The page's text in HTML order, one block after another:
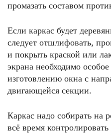
промазать составом
Если каркас будет
следует отшлифовать,
и покрыть краской или
экрана необходимо
изготовлению окна с
двигающейся секции.
Каркас надо собирать на
всё время